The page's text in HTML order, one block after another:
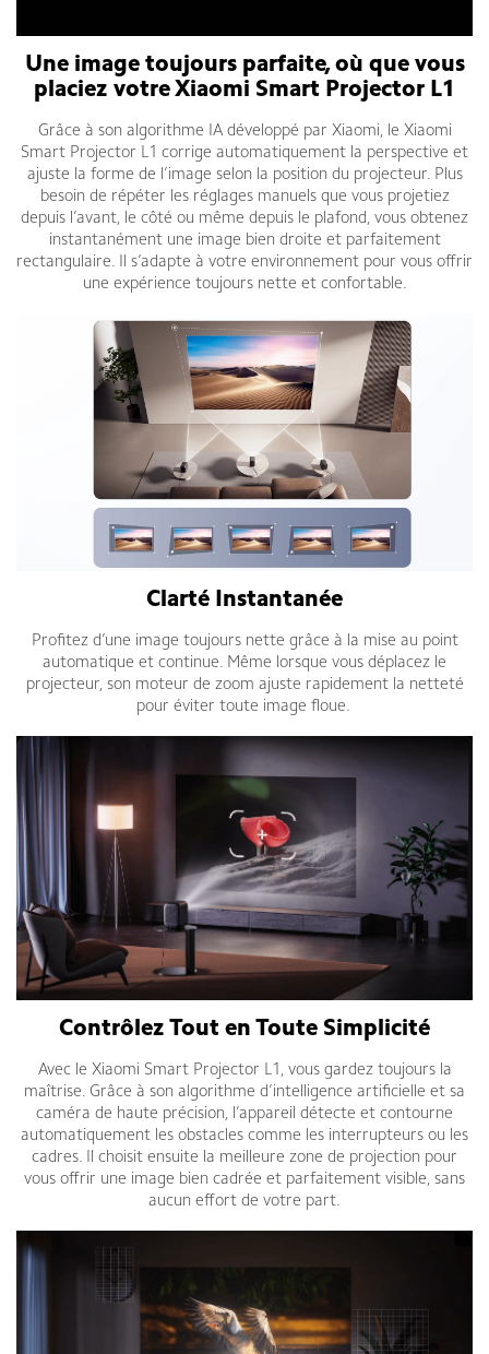
Une image toujours parfaite, où que vous
placiez votre Xiaomi Smart Projector L1
Grâce à son algorithme IA développé par Xiaomi, le Xiaomi
Smart Projector L1 corrige automatiquement la perspective et
ajuste la forme de l’image selon la position du projecteur. Plus
besoin de répéter les réglages manuels que vous projetiez
depuis l’avant, le côté ou même depuis le plafond, vous obtenez
instantanément une image bien droite et parfaitement
rectangulaire. Il s’adapte à votre environnement pour vous offrir
une expérience toujours nette et confortable.
Clarté Instantanée
Profitez d’une image toujours nette grâce à la mise au point
automatique et continue. Même lorsque vous déplacez le
projecteur, son moteur de zoom ajuste rapidement la netteté
pour éviter toute image floue.
Contrôlez Tout en Toute Simplicité
Avec le Xiaomi Smart Projector L1, vous gardez toujours la
maîtrise. Grâce à son algorithme d’intelligence artificielle et sa
caméra de haute précision, l’appareil détecte et contourne
automatiquement les obstacles comme les interrupteurs ou les
cadres. Il choisit ensuite la meilleure zone de projection pour
vous offrir une image bien cadrée et parfaitement visible, sans
aucun effort de votre part.